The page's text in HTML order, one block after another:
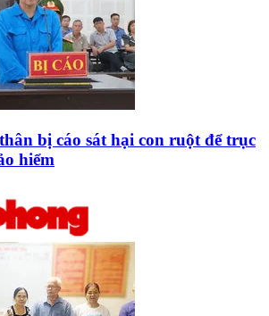
bị cáo sát hại con ruột để trục
hiểm